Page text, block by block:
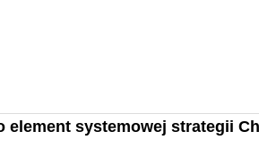
element systemowej strategii